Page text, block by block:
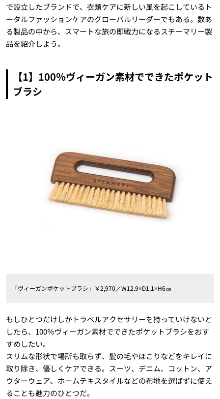
で設立したブランドで、衣類ケアに新しい風を起こしているト
ータルファッションケアのグローバルリーダーでもある。数あ
る製品の中から、スマートな旅の即戦力になるスチーマリー製
品を紹介しよう。
【1】100％ヴィーガン素材でできたポケット
ブラシ
「ヴィーガンポケットブラシ」￥2,970／W12.9×D1.1×H6㎝
もしひとつだけしかトラベルアクセサリーを持っていけないと
したら、100％ヴィーガン素材でできたポケットブラシをおす
すめしたい。
スリムな形状で場所も取らず、髪の毛やほこりなどをキレイに
取り除き、優しくケアできる。スーツ、デニム、コットン、ア
ウターウェア、ホームテキスタイルなどの布地を選ばずに使え
ることも魅力のひとつだ。